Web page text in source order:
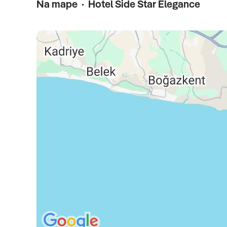
popatok) • fitness • basketbal • aerobik • vodný aerobik
(za poplatok)
Pre deti
miniklub (4 – 11 rokov) • juniorklub (12 - 16 rokov) •
Na mape · Hotel Side Star Elegance